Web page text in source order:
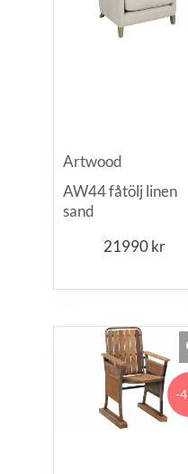
Artwood
AW44 fåtölj linen
sand
21990kr
-